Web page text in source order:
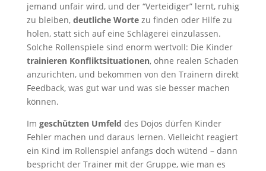
jemand unfair wird, und der “Verteidiger” lernt, ruhig
zu bleiben, deutliche Wortezu finden oder Hilfe zu
holen, statt sich auf eine Schlägerei einzulassen.
Solche Rollenspiele sind enorm wertvoll: Die Kinder
trainieren Konfliktsituationen, ohne realen Schaden
anzurichten, und bekommen von den Trainern direkt
Feedback, was gut war und was sie besser machen
können.
Im geschützten Umfeld des Dojos dürfen Kinder
Fehler machen und daraus lernen. Vielleicht reagiert
ein Kind im Rollenspiel anfangs doch wütend – dann
bespricht der Trainer mit der Gruppe, wie man es